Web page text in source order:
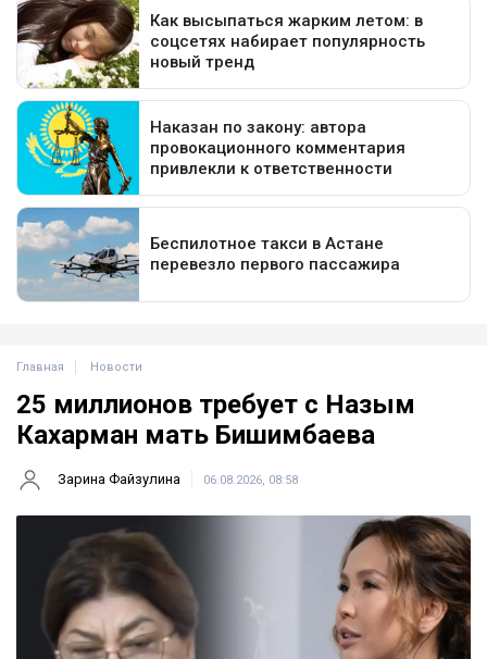
Главная Новости
25 миллионов требует с Назым
Кахарман мать Бишимбаева
Зарина Файзулина 06.08.2026, 08:58